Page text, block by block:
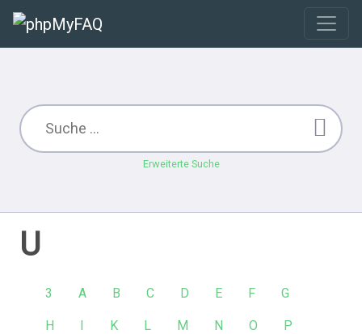
Erweiterte Suche
U
3 A B C D E F G
H I K L M N O P